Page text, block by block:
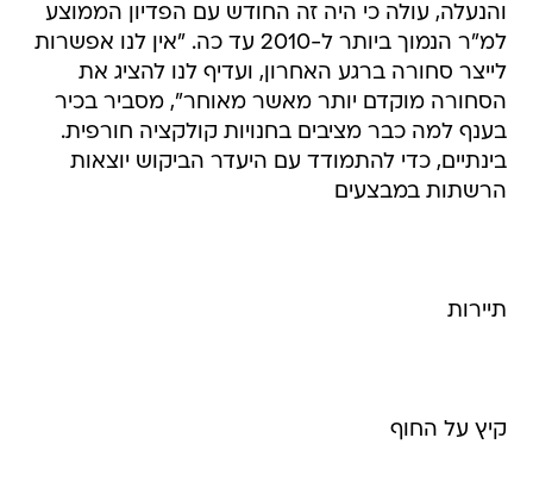
והנעלה, עולה כי היה זה החודש עם הפדיון הממוצע
למ"ר הנמוך ביותר ל-2010 עד כה. "אין לנו אפשרות
לייצר סחורה ברגע האחרון, ועדיף לנו להציג את
הסחורה מוקדם יותר מאשר מאוחר", מסביר בכיר
בענף למה כבר מציבים בחנויות קולקציה חורפית.
בינתיים, כדי להתמודד עם היעדר הביקוש יוצאות
הרשתות במבצעים
תיירות
קיץ על החוף